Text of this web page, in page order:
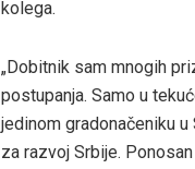
kolega.
„Dobitnik sam mnogih
postupanja. Samo u
jedinom gradonačeniku
za razvoj Srbije.